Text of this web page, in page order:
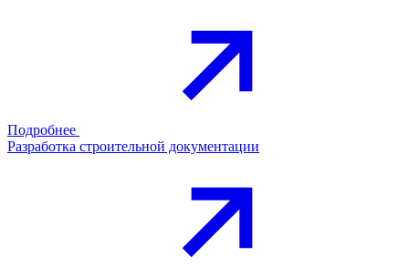
Подробнее
Разработка строительной документации